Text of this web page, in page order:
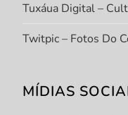
Tuxáua Digital –
Twitpic – Fotos Do
MÍDIAS